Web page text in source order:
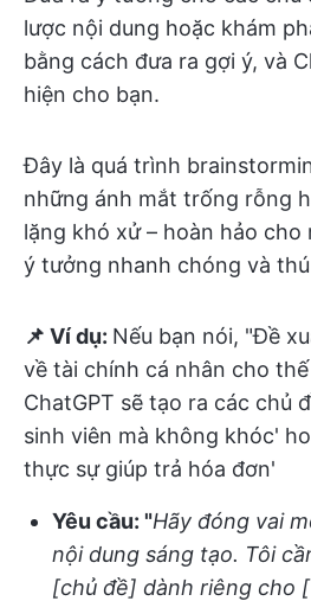
lược nội dung hoặc khám
bằng cách đưa ra gợi ý, và
hiện cho bạn.
Đây là quá trình
những ánh mắt trống rỗng
lặng khó xử – hoàn hảo cho
ý tưởng nhanh chóng và
📌 Ví dụ: Nếu bạn nói, "Đề
về tài chính cá nhân cho
ChatGPT sẽ tạo ra các chủ
sinh viên mà không khóc'
thực sự giúp trả hóa đơn'
Yêu cầu: "Hãy đóng vai
nội dung sáng tạo. Tôi
[chủ đề] dành riêng cho